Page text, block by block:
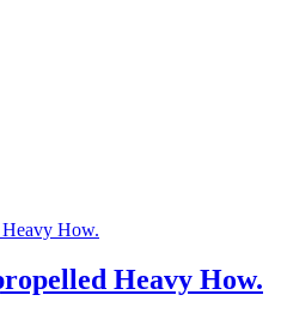
Heavy How.